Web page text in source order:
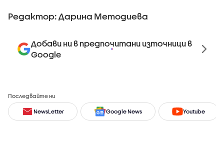
Редактор: Дарина Методиева
Добави ни в предпочитани източници в
Google
Последвайте ни
NewsLetter Google News Youtube